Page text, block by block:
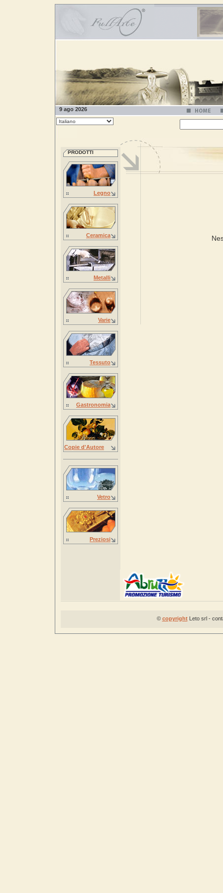
9 ago 2026
PRODOTTI
Legno
Ceramica
Metalli
Varie
Tessuto
Gastronomia
Copie d'Autore
Vetro
Preziosi
© copyrightLeto srl -